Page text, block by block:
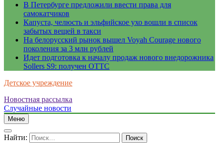
В Петербурге предложили ввести права для
самокатчиков
Капуста, челюсть и эльфийское ухо вошли в список
забытых вещей в такси
На белорусский рынок вышел Voyah Courage нового
поколения за 3 млн рублей
Идет подготовка к началу продаж нового внедорожника
Sollers S9: получен ОТТС
Детское учреждение
Новостная рассылка
Случайные новости
Меню
Найти: